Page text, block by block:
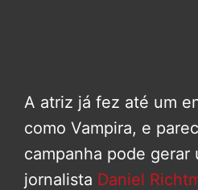
A atriz já fez até um
como Vampira, e
campanha pode gerar
jornalista Daniel